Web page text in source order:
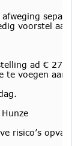
voorstel aan
ad €
te voegen aan
risico’s